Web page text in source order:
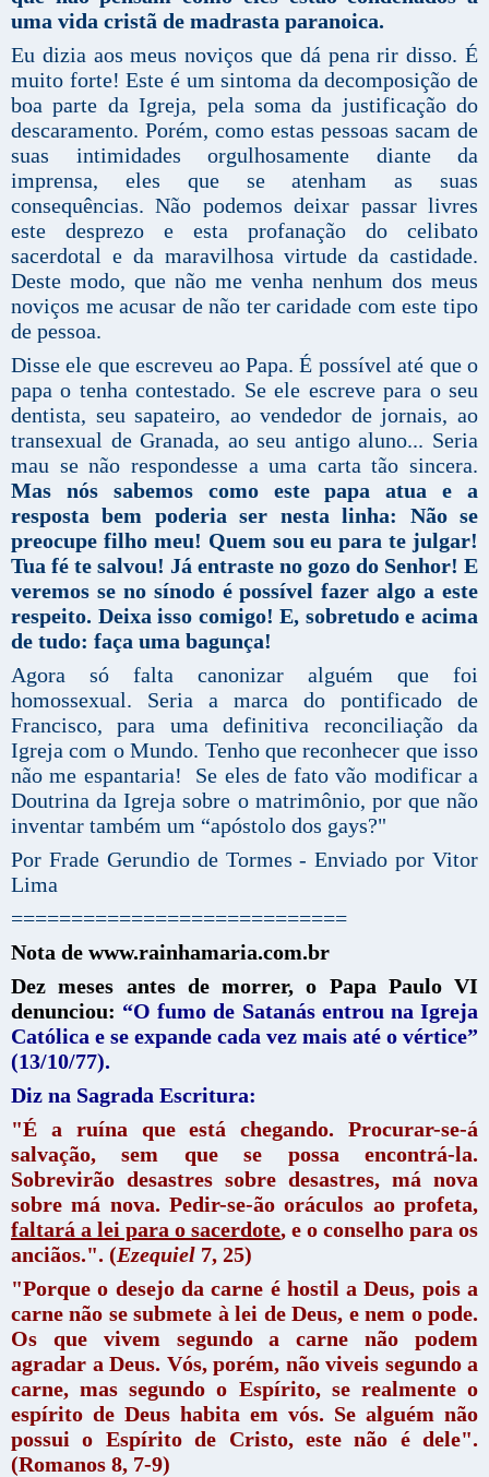
uma vida cristã de madrasta paranoica.
Eu dizia aos meus noviços que dá pena rir disso. É
muito forte! Este é um sintoma da decomposição de
boa parte da Igreja, pela soma da justificação do
descaramento. Porém, como estas pessoas sacam de
suas intimidades orgulhosamente diante da
imprensa, eles que se atenham as suas
consequências. Não podemos deixar passar livres
este desprezo e esta profanação do celibato
sacerdotal e da maravilhosa virtude da castidade.
Deste modo, que não me venha nenhum dos meus
noviços me acusar de não ter caridade com este tipo
de pessoa.
Disse ele que escreveu ao Papa. É possível até que o
papa o tenha contestado. Se ele escreve para o seu
dentista, seu sapateiro, ao vendedor de jornais, ao
transexual de Granada, ao seu antigo aluno... Seria
mau se não respondesse a uma carta tão sincera.
Mas nós sabemos como este papa atua e a
resposta bem poderia ser nesta linha: Não se
preocupe filho meu! Quem sou eu para te julgar!
Tua fé te salvou! Já entraste no gozo do Senhor! E
veremos se no sínodo é possível fazer algo a este
respeito. Deixa isso comigo! E, sobretudo e acima
de tudo: faça uma bagunça!
Agora só falta canonizar alguém que foi
homossexual. Seria a marca do pontificado de
Francisco, para uma definitiva reconciliação da
Igreja com o Mundo. Tenho que reconhecer que isso
não me espantaria! Se eles de fato vão modificar a
Doutrina da Igreja sobre o matrimônio, por que não
inventar também um “apóstolo dos gays?"
Por Frade Gerundio de Tormes - Enviado por Vitor
Lima
============================
Nota de www.rainhamaria.com.br
Dez meses antes de morrer, o Papa Paulo VI
denunciou: “O fumo de Satanás entrou na Igreja
Católica e se expande cada vez mais até o vértice”
(13/10/77).
Diz na Sagrada Escritura:
"É a ruína que está chegando. Procurar-se-á
salvação, sem que se possa encontrá-la.
Sobrevirão desastres sobre desastres, má nova
sobre má nova. Pedir-se-ão oráculos ao profeta,
faltará a lei para o sacerdote, e o conselho para os
anciãos.". (Ezequiel 7, 25)
"Porque o desejo da carne é hostil a Deus, pois a
carne não se submete à lei de Deus, e nem o pode.
Os que vivem segundo a carne não podem
agradar a Deus. Vós, porém, não viveis segundo a
carne, mas segundo o Espírito, se realmente o
espírito de Deus habita em vós. Se alguém não
possui o Espírito de Cristo, este não é dele".
(Romanos 8, 7-9)